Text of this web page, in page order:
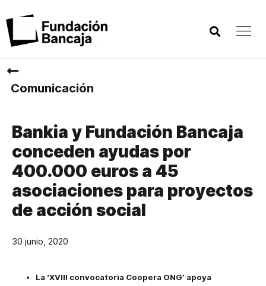
Comunicación
Bankia y Fundación Bancaja
conceden ayudas por
400.000 euros a 45
asociaciones para proyectos
de acción social
30 junio, 2020
La ‘XVIII convocatoria Coopera ONG’ apoya